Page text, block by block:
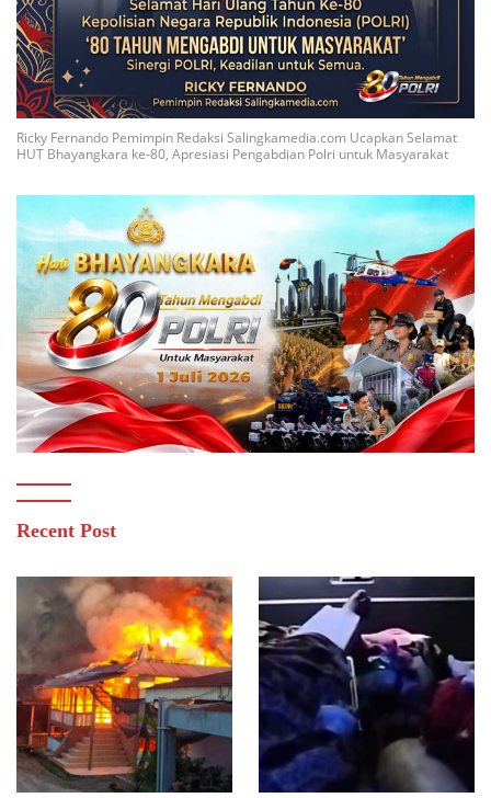
Ricky Fernando Pemimpin Redaksi Salingkamedia.com Ucapkan Selamat
HUT Bhayangkara ke-80, Apresiasi Pengabdian Polri untuk Masyarakat
Recent Post